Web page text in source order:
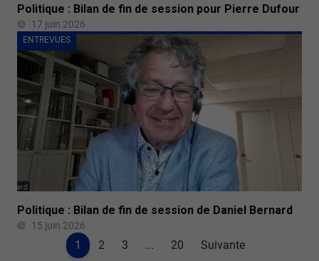
Politique : Bilan de fin de session pour Pierre Dufour
17 juin 2026
ENTREVUES
Politique : Bilan de fin de session de Daniel Bernard
15 juin 2026
1 2 3 ... 20 Suivante